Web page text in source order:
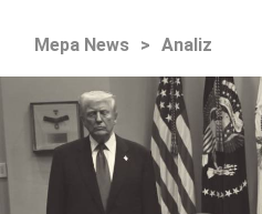
Mepa News > Analiz